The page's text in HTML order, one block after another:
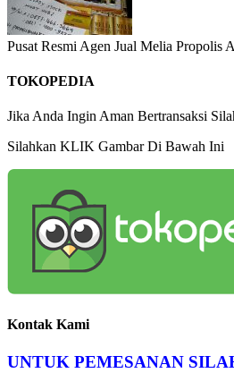
Pusat Resmi Agen Jual Melia
TOKOPEDIA
Jika Anda Ingin Aman Bertransaksi
Silahkan KLIK Gambar Di Bawah Ini
Kontak Kami
UNTUK PEMESANAN